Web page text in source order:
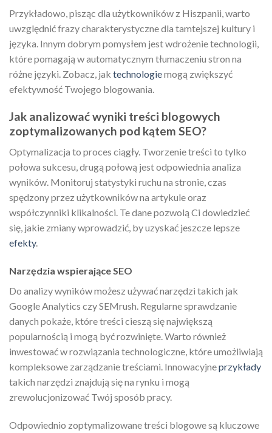
Przykładowo, pisząc dla użytkowników z Hiszpanii, warto
uwzględnić frazy charakterystyczne dla tamtejszej kultury i
języka. Innym dobrym pomysłem jest wdrożenie technologii,
które pomagają w automatycznym tłumaczeniu stron na
różne języki. Zobacz, jak technologiemogą zwiększyć
efektywność Twojego blogowania.
Jak analizować wyniki treści blogowych
zoptymalizowanych pod kątem SEO?
Optymalizacja to proces ciągły. Tworzenie treści to tylko
połowa sukcesu, drugą połową jest odpowiednia analiza
wyników. Monitoruj statystyki ruchu na stronie, czas
spędzony przez użytkowników na artykule oraz
współczynniki klikalności. Te dane pozwolą Ci dowiedzieć
się, jakie zmiany wprowadzić, by uzyskać jeszcze lepsze
efekty.
Narzędzia wspierające SEO
Do analizy wyników możesz używać narzędzi takich jak
Google Analytics czy SEMrush. Regularne sprawdzanie
danych pokaże, które treści cieszą się największą
popularnością i mogą być rozwinięte. Warto również
inwestować w rozwiązania technologiczne, które umożliwiają
kompleksowe zarządzanie treściami. Innowacyjneprzykłady
takich narzędzi znajdują się na rynku i mogą
zrewolucjonizować Twój sposób pracy.
Odpowiednio zoptymalizowane treści blogowe są kluczowe